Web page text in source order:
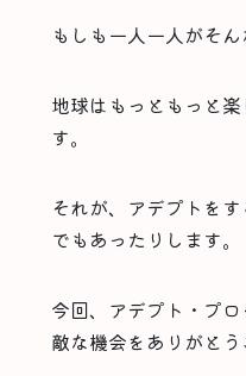
もしも一人一人がそ
地球はもっともっと
す。
それが、アデプトを
でもあったりします。
今回、アデプト・プ
敵な機会をありがとう